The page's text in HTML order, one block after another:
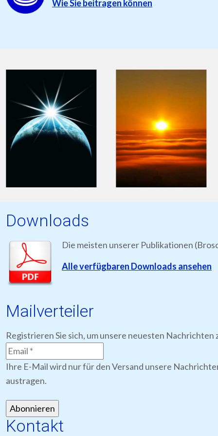
Wie Sie beitragen können
Downloads
Die meisten unserer Publikationen
Alle verfügbaren Downloads ansehen
Mailverteiler
Registrieren Sie sich, um unsere neuesten Nachrichten
Ihre E-Mail wird nur für den Versand unsere
austragen.
Kontakt